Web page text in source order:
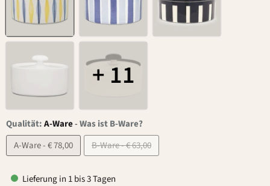
+ 11
Qualität:A-Ware-Was ist B-Ware?
A-Ware - € 78,00
B-Ware - € 63,00
Lieferung in 1 bis 3 Tagen